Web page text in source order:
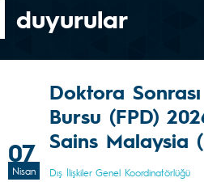
duyurular
07
Nisan
Doktora
Bursu (FPD)
Sains Malaysia
Dış İlişkiler Genel Koordinatörlüğü